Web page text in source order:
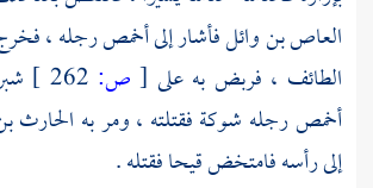
العاص بن وائلفأشار إلى أخمص رجله ،
الطائف ، فربض به على [ ص:
أخمص رجله شوكة فقتلته ، ومر به الحارث
إلى رأسه فامتخض قيحا فقتله .